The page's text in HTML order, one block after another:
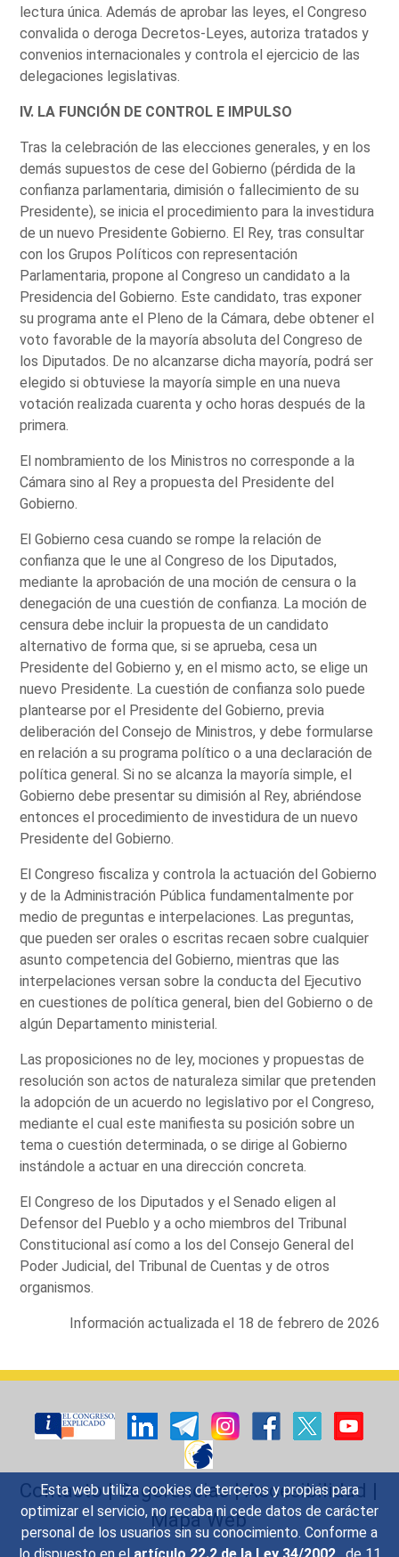
Esta web utiliza cookies de terceros y propias para
optimizar el servicio, no recaba ni cede datos de carácter
personal de los usuarios sin su conocimiento. Conforme a
lectura única. Además de aprobar las leyes, el Congreso
convalida o deroga Decretos-Leyes, autoriza tratados y
convenios internacionales y controla el ejercicio de las
delegaciones legislativas.
IV. LA FUNCIÓN DE CONTROL E IMPULSO
Tras la celebración de las elecciones generales, y en los
demás supuestos de cese del Gobierno (pérdida de la
confianza parlamentaria, dimisión o fallecimiento de su
Presidente), se inicia el procedimiento para la investidura
de un nuevo Presidente Gobierno. El Rey, tras consultar
con los Grupos Políticos con representación
Parlamentaria, propone al Congreso un candidato a la
Presidencia del Gobierno. Este candidato, tras exponer
su programa ante el Pleno de la Cámara, debe obtener el
voto favorable de la mayoría absoluta del Congreso de
los Diputados. De no alcanzarse dicha mayoría, podrá ser
elegido si obtuviese la mayoría simple en una nueva
votación realizada cuarenta y ocho horas después de la
primera.
El nombramiento de los Ministros no corresponde a la
Cámara sino al Rey a propuesta del Presidente del
Gobierno.
El Gobierno cesa cuando se rompe la relación de
confianza que le une al Congreso de los Diputados,
mediante la aprobación de una moción de censura o la
denegación de una cuestión de confianza. La moción de
censura debe incluir la propuesta de un candidato
alternativo de forma que, si se aprueba, cesa un
Presidente del Gobierno y, en el mismo acto, se elige un
nuevo Presidente. La cuestión de confianza solo puede
plantearse por el Presidente del Gobierno, previa
deliberación del Consejo de Ministros, y debe formularse
en relación a su programa político o a una declaración de
política general. Si no se alcanza la mayoría simple, el
Gobierno debe presentar su dimisión al Rey, abriéndose
entonces el procedimiento de investidura de un nuevo
Presidente del Gobierno.
El Congreso fiscaliza y controla la actuación del Gobierno
y de la Administración Pública fundamentalmente por
medio de preguntas e interpelaciones. Las preguntas,
que pueden ser orales o escritas recaen sobre cualquier
asunto competencia del Gobierno, mientras que las
interpelaciones versan sobre la conducta del Ejecutivo
en cuestiones de política general, bien del Gobierno o de
algún Departamento ministerial.
Las proposiciones no de ley, mociones y propuestas de
resolución son actos de naturaleza similar que pretenden
la adopción de un acuerdo no legislativo por el Congreso,
mediante el cual este manifiesta su posición sobre un
tema o cuestión determinada, o se dirige al Gobierno
instándole a actuar en una dirección concreta.
El Congreso de los Diputados y el Senado eligen al
Defensor del Pueblo y a ocho miembros del Tribunal
Constitucional así como a los del Consejo General del
Poder Judicial, del Tribunal de Cuentas y de otros
organismos.
Información actualizada el 18 de febrero de 2026
Contacto|Sugerencias|Accesibilidad |
Mapa Web